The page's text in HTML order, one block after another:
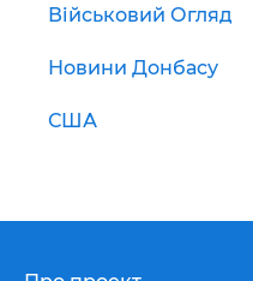
Військовий Огляд
Новини Донбасу
США